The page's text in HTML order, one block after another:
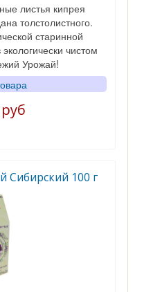
листья кипрея
толстолистного.
старинной
чистом
Урожай!
Сибирский 100 г